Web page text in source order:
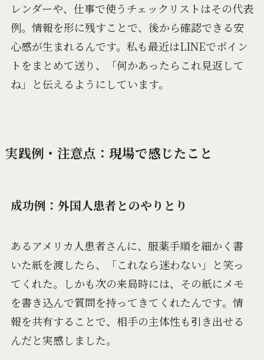
レンダーや、仕事で使うチェックリストはその代表
例。情報を形に残すことで、後から確認できる安
心感が生まれるんです。私も最近はLINEでポイン
トをまとめて送り、「何かあったらこれ見返して
ね」と伝えるようにしています。
実践例・注意点：現場で感じたこと
成功例：外国人患者とのやりとり
あるアメリカ人患者さんに、服薬手順を細かく書
いた紙を渡したら、「これなら迷わない」と笑っ
てくれた。しかも次の来局時には、その紙にメモ
を書き込んで質問を持ってきてくれたんです。情
報を共有することで、相手の主体性も引き出せる
んだと実感しました。